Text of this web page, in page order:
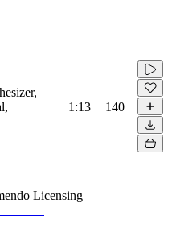
1:13 140
Licensing